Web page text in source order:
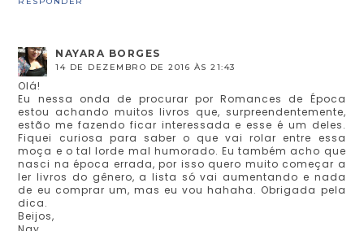
NAYARA BORGES
14 DE DEZEMBRO DE 2016 ÀS 21:43
Olá!
Eu nessa onda de procurar por Romances de Época
estou achando muitos livros que, surpreendentemente,
estão me fazendo ficar interessada e esse é um deles.
Fiquei curiosa para saber o que vai rolar entre essa
moça e o tal lorde mal humorado. Eu também acho que
nasci na época errada, por isso quero muito começar a
ler livros do gênero, a lista só vai aumentando e nada
de eu comprar um, mas eu vou hahaha. Obrigada pela
dica.
Beijos,